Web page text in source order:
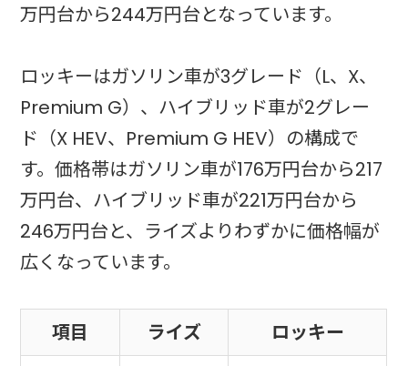
万円台から244万円台となっています。
ロッキーはガソリン車が3グレード（L、X、
Premium G）、ハイブリッド車が2グレー
ド（X HEV、Premium G HEV）の構成で
す。価格帯はガソリン車が176万円台から217
万円台、ハイブリッド車が221万円台から
246万円台と、ライズよりわずかに価格幅が
広くなっています。
項目 ライズ ロッキー